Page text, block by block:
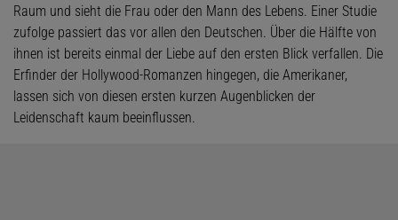
Raum und sieht die Frau oder den Mann des Lebens. Einer Studie
zufolge passiert das vor allen den Deutschen. Über die Hälfte von
ihnen ist bereits einmal der Liebe auf den ersten Blick verfallen. Die
Erfinder der Hollywood-Romanzen hingegen, die Amerikaner,
lassen sich von diesen ersten kurzen Augenblicken der
Leidenschaft kaum beeinflussen.